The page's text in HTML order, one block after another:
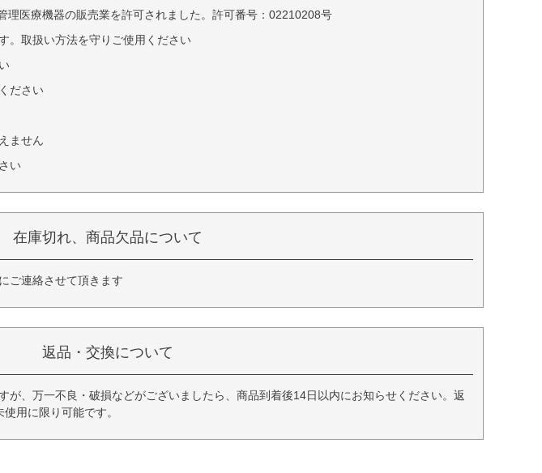
理医療機器の販売業を許可されました。許可番号：02210208号
。取扱い方法を守りご使用ください
ださい
ません
い
在庫切れ、商品欠品について
ご連絡させて頂きます
返品・交換について
が、万一不良・破損などがございましたら、商品到着後14日以内にお知らせください。返
用に限り可能です。